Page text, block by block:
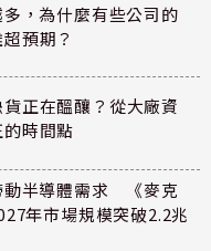
，為什麼有些公司的
預期？
正在醞釀？從大廠資
時間點
動半導體需求 《麥克
年市場規模突破2.2兆